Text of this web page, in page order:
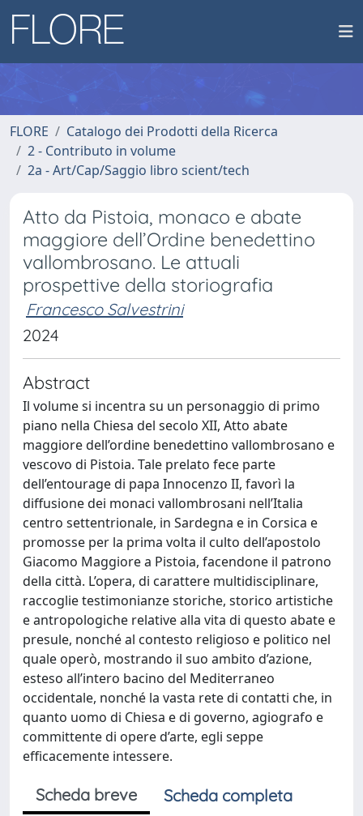
FLORE
Catalogo dei Prodotti della Ricerca
2 - Contributo in volume
2a - Art/Cap/Saggio libro scient/tech
Atto da Pistoia, monaco e abate
maggiore dell’Ordine benedettino
vallombrosano. Le attuali
prospettive della storiografia
Francesco Salvestrini
2024
Abstract
Il volume si incentra su un personaggio di primo
piano nella Chiesa del secolo XII, Atto abate
maggiore dell’ordine benedettino vallombrosano e
vescovo di Pistoia. Tale prelato fece parte
dell’entourage di papa Innocenzo II, favorì la
diffusione dei monaci vallombrosani nell’Italia
centro settentrionale, in Sardegna e in Corsica e
promosse per la prima volta il culto dell’apostolo
Giacomo Maggiore a Pistoia, facendone il patrono
della città. L’opera, di carattere multidisciplinare,
raccoglie testimonianze storiche, storico artistiche
e antropologiche relative alla vita di questo abate e
presule, nonché al contesto religioso e politico nel
quale operò, mostrando il suo ambito d’azione,
esteso all’intero bacino del Mediterraneo
occidentale, nonché la vasta rete di contatti che, in
quanto uomo di Chiesa e di governo, agiografo e
committente di opere d’arte, egli seppe
efficacemente intessere.
Scheda breve
Scheda completa